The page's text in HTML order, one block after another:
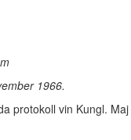
1966.
protokoll vin Kungl.